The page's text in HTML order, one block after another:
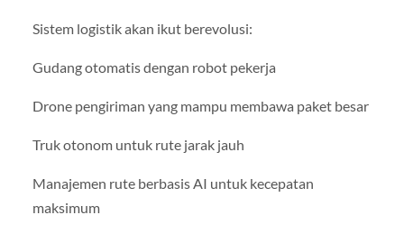
Sistem logistik akan ikut berevolusi:
Gudang otomatis dengan robot pekerja
Drone pengiriman yang mampu membawa paket besar
Truk otonom untuk rute jarak jauh
Manajemen rute berbasis AI untuk kecepatan
maksimum